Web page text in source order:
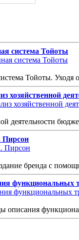
система Тойоты
Тойоты.
хозяйственной
деятельности
Пирсон
бренда с
функциональных
описания